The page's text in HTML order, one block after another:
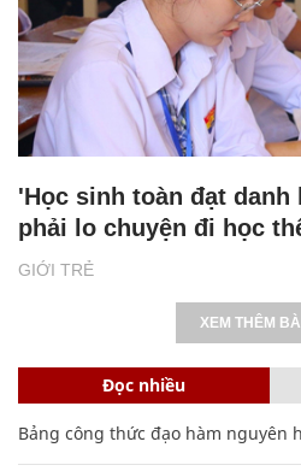
GIỚI TRẺ
'Học sinh toàn đạt danh
phải lo chuyện đi học
XEM THÊM
Đọc nhiều
Bảng công thức đạo hàm nguyên